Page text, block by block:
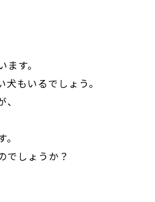
す。
もいるでしょう。
でしょうか？